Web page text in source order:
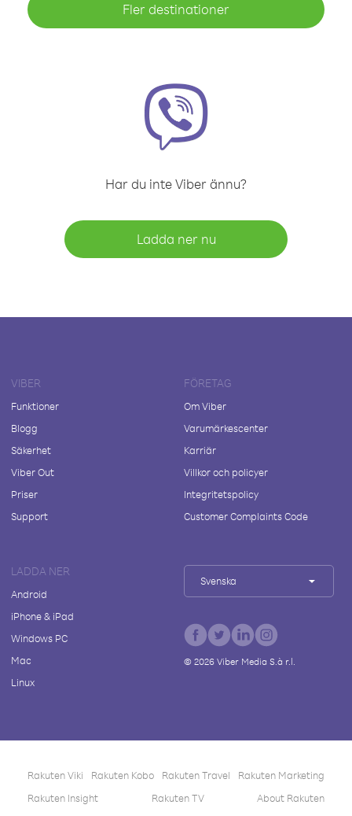
Fler destinationer
Har du inte Viber ännu?
Ladda ner nu
VIBER
Funktioner
Blogg
Säkerhet
Viber Out
Priser
Support
FÖRETAG
Om Viber
Varumärkescenter
Karriär
Villkor och policyer
Integritetspolicy
Customer Complaints Code
LADDA NER
Android
iPhone & iPad
Windows PC
Mac
Linux
Svenska
© 2026Viber Media S.à r.l.
Rakuten Viki Rakuten Kobo Rakuten Travel
Rakuten Marketing
Rakuten Insight
Rakuten TV About Rakuten